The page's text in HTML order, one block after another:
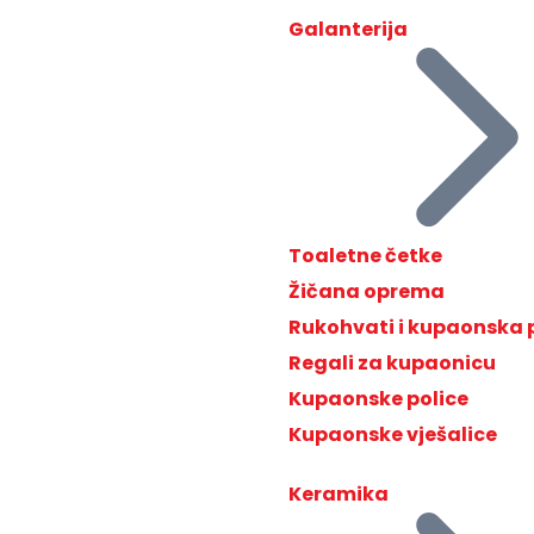
Galanterija
Toaletne četke
Žičana oprema
Rukohvati i kupaonska
Regali za kupaonicu
Kupaonske police
Kupaonske vješalice
Keramika